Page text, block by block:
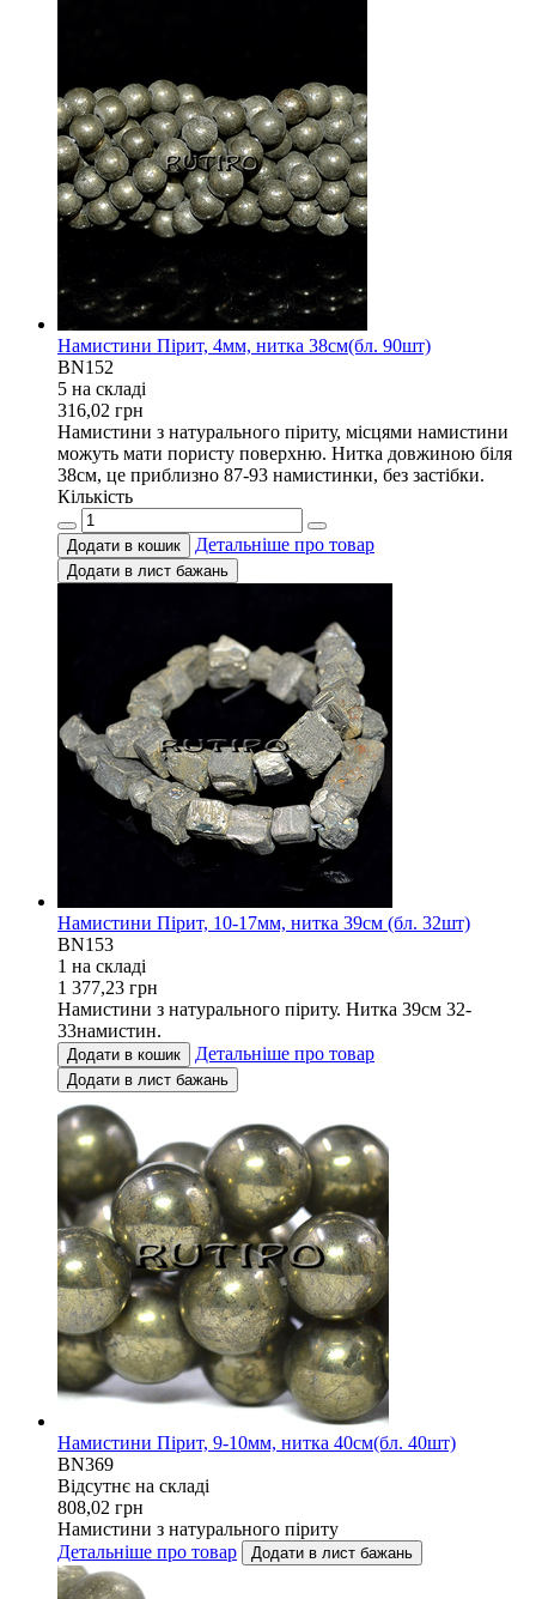
Намистини Пірит, 4мм, нитка 38см(бл. 90шт)
BN152
5 на складi
316,02 грн
Намистини з натурального піриту, місцями намистини
можуть мати пористу поверхню. Нитка довжиною біля
38см, це приблизно 87-93 намистинки, без застібки.
Кількість
Додати в кошик Детальніше про товар
Додати в лист бажань
Намистини Пірит, 10-17мм, нитка 39см (бл. 32шт)
BN153
1 на складi
1 377,23 грн
Намистини з натурального піриту. Нитка 39см 32-
33намистин.
Додати в кошик Детальніше про товар
Додати в лист бажань
Намистини Пірит, 9-10мм, нитка 40см(бл. 40шт)
BN369
Відсутнє на складі
808,02 грн
Намистини з натурального піриту
Детальніше про товар
Додати в лист бажань